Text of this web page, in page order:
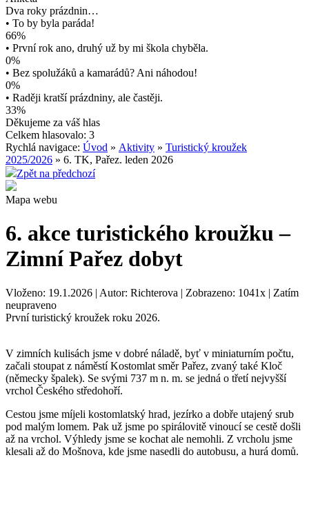
Dva roky prázdnin…
• To by byla paráda!
66%
• První rok ano, druhý už by mi škola chyběla.
0%
• Bez spolužáků a kamarádů? Ani náhodou!
0%
• Raději kratší prázdniny, ale častěji.
33%
Děkujeme za váš hlas
Celkem hlasovalo: 3
Rychlá navigace: Úvod » Aktivity » Turistický kroužek
2025/2026 » 6. TK, Pařez. leden 2026
Zpět na předchozí
Mapa webu
6. akce turistického kroužku –
Zimní Pařez dobyt
Vloženo: 19.1.2026 | Autor: Richterova | Zobrazeno: 1041x | Zatím
neupraveno
První turistický kroužek roku 2026.
V zimních kulisách jsme v dobré náladě, byť v miniaturním počtu,
začali stoupat z náměstí Kostomlat směr Pařez, zvaný také Kloč
(německy špalek). Se svými 737 m n. m. se jedná o třetí nejvyšší
vrchol Českého středohoří.
Cestou jsme míjeli kostomlatský hrad, jezírko a dobře utajený srub
pod malým lomem. Pak už jsme po spirálovitě vinoucí se cestě došli
až na vrchol. Výhledy jsme se kochat ale nemohli. Z vrcholu jsme
klesali až do Mošnova, kde jsme nasedli do autobusu, a hurá domů.